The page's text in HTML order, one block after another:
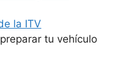
e la ITV
tu vehículo